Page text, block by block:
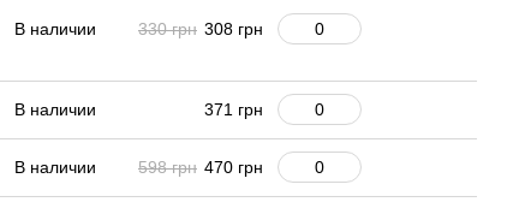
В наличии 330 грн 308 грн
В наличии 371 грн
В наличии 598 грн 470 грн